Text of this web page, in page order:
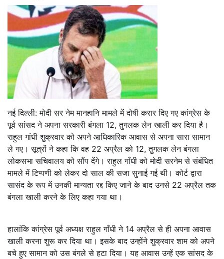
नई दिल्ली: मोदी सर नेम मानहानि मामले में दोषी करार दिए गए कांग्रेस के
पूर्व सांसद ने अपना सरकारी बंगला 12, तुगलक लेन खाली कर दिया है।
राहुल गांधी शुक्रवार को अपने आधिकारिक आवास से अपना सारा सामान
ले गए। सूत्रों ने कहा कि वह 22 अप्रैल को 12, तुगलक लेन बंगला
लोकसभा सचिवालय को सौंप देंगे। राहुल गाँधी को मोदी सरनेम से संबंधित
मामले में टिप्पणी को लेकर दो साल की सजा सुनाई गई थी। कोर्ट द्वारा
सासंद के रूप में उनकी मान्यता रद्द किए जाने के बाद उनसे 22 अप्रैल तक
बंगला खाली करने के लिए कहा गया था।
हालांकि कांग्रेस पूर्व अध्यक्ष राहुल गाँधी ने 14 अप्रैल से ही अपना आवास
खाली करना शुरू कर दिया था। इसके बाद उन्होंने शुक्रवार शाम को अपने
बचे हुए सामान को उस बंगले से हटा दिया। यह आवास उन्हें एक सांसद के